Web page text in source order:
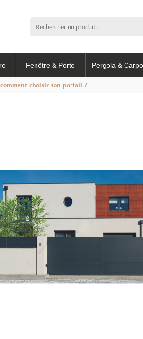
Fenêtre & Porte Pergola &
choisir son portail ?